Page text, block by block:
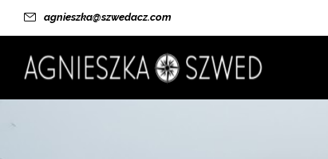
agnieszka@szwedacz.com